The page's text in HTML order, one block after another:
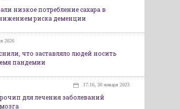
низкое потребление сахара в
риска деменции
2026
что заставляло людей носить
пандемии
17:16, 30 января 2023
для лечения заболеваний